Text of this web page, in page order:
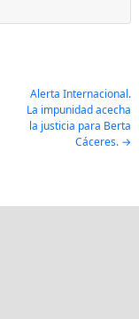
Alerta Internacional.
La impunidad acecha
la justicia para Berta
Cáceres.